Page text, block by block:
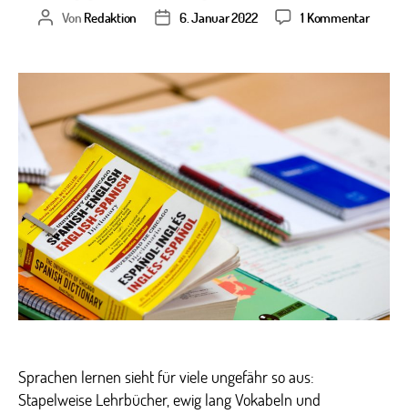
Beitragsautor
Von Redaktion Veröffentlichungsdatum
6. Januar 2022 1 Kommentarzu
zum
Sprachen lernen sieht für viele ungefähr so aus:
Stapelweise Lehrbücher, ewig lang Vokabeln und